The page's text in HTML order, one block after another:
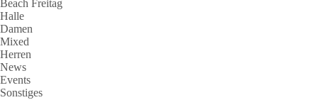
Beach Freitag
Halle
Damen
Mixed
Herren
News
Events
Sonstiges